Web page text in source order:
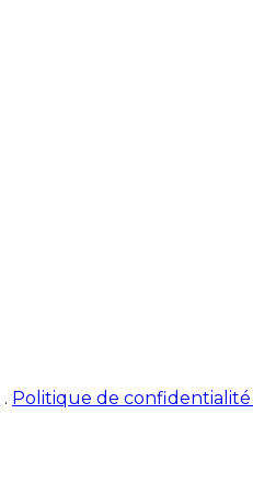
. Politique de confidentialité